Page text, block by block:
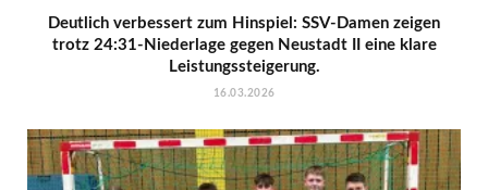
Deutlich verbessert zum Hinspiel: SSV-Damen zeigen
trotz 24:31-Niederlage gegen Neustadt II eine klare
Leistungssteigerung.
16.03.2026